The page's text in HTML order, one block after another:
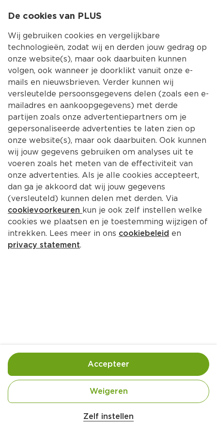
Kies jouw
Terug Producten
Sheba filets witvis
Per Kuipje 60 g  (per kilo €28.17)
Handige informatie over dit product
Witvis van verantwoorde herkomst
Belangrijke veiligheidswaarschuwing
De cookies van PLUS
Wij gebruiken cookies en vergelijkbare
technologieën, zodat wij en derden jouw gedrag op
onze website(s), maar ook daarbuiten kunnen
volgen, ook wanneer je doorklikt vanuit onze e-
mails en nieuwsbrieven. Verder kunnen wij
versleutelde persoonsgegevens delen (zoals een e-
mailadres en aankoopgegevens) met derde
partijen zoals onze advertentiepartners om je
gepersonaliseerde advertenties te laten zien op
onze website(s), maar ook daarbuiten. Ook kunnen
wij jouw gegevens gebruiken om analyses uit te
voeren zoals het meten van de effectiviteit van
onze advertenties. Als je alle cookies accepteert,
dan ga je akkoord dat wij jouw gegevens
(versleuteld) kunnen delen met derden. Via
cookievoorkeuren kun je ook zelf instellen welke
cookies we plaatsen en je toestemming wijzigen of
intrekken. Lees meer in ons cookiebeleid en
privacy statement.
Zelf instellen
Weigeren
Accepteer